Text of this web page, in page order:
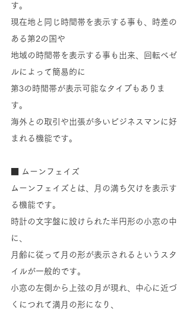
す。
現在地と同じ時間帯を表示する事も、時差の
ある第2の国や
地域の時間帯を表示する事も出来、回転ベゼ
ルによって簡易的に
第3の時間帯が表示可能なタイプもありま
す。
海外との取引や出張が多いビジネスマンに好
まれる機能です。
■ ムーンフェイズ
ムーンフェイズとは、月の満ち欠けを表示す
る機能です。
時計の文字盤に設けられた半円形の小窓の中
に、
月齢に従って月の形が表示されるというスタ
イルが一般的です。
小窓の左側から上弦の月が現れ、中心に近づ
くにつれて満月の形になり、